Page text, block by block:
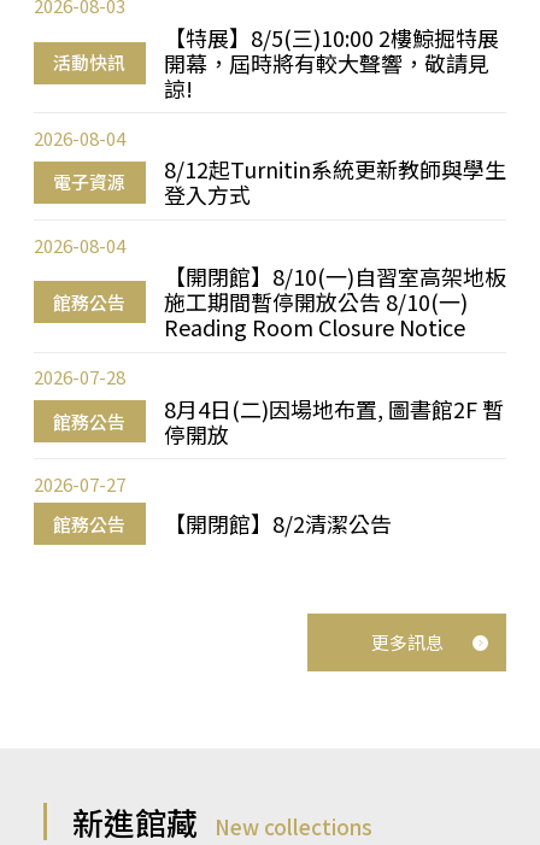
活動快訊
【特展】8/5(三)10:00 2樓鯨掘特展
開幕，屆時將有較大聲響，敬請見
諒!
2026-08-03
電子資源
8/12起Turnitin系統更新教師與學生
登入方式
2026-08-04
館務公告
【開閉館】8/10(一)自習室高架地板
施工期間暫停開放公告 8/10(一)
Reading Room Closure Notice
2026-08-04
館務公告
8月4日(二)因場地布置, 圖書館2F 暫
停開放
2026-07-28
館務公告 【開閉館】8/2清潔公告
2026-07-27
更多訊息
新進館藏 New collections